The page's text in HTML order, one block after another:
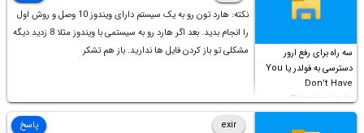
سه راه برای رفع ارور
دسترسی به فولدر یا You
Don’t Have
Permission to
Access this folder
نکته: هارد تون رو به یک سیستم دارای ویندوز 10 وصل و روش اول
را انجام بدید. بعد اگر هارد رو به سیستمی با ویندوز مثلا 8 زدید دیگه
مشکلی تو باز کردن فایل ها ندارید. باز هم تشکر
exir
پاسخ